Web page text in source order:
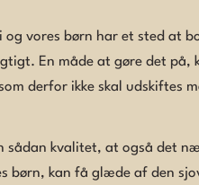
og vores børn har et sted at
En måde at gøre det på,
derfor ikke skal udskiftes
sådan kvalitet, at også det
børn, kan få glæde af den